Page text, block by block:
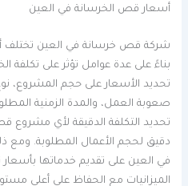
أسعار قص الخرسانة في العين
شركة قص خرسانة في العين تختلف
بناءً على عدة عوامل تؤثر على تكلفة
تحديد الأسعار على حجم المشروع،
صعوبة العمل، والمدة الزمنية
تحديد التكلفة الدقيقة لأي مشروع
دقيق لحجم الأعمال المطلوبة.
في العين على تقديم خدماتها
الميزانيات مع الحفاظ على أعلى